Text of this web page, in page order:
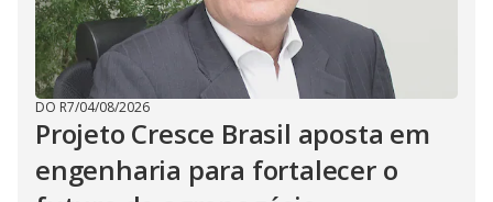
DO R7/04/08/2026
Projeto Cresce Brasil aposta em
engenharia para fortalecer o